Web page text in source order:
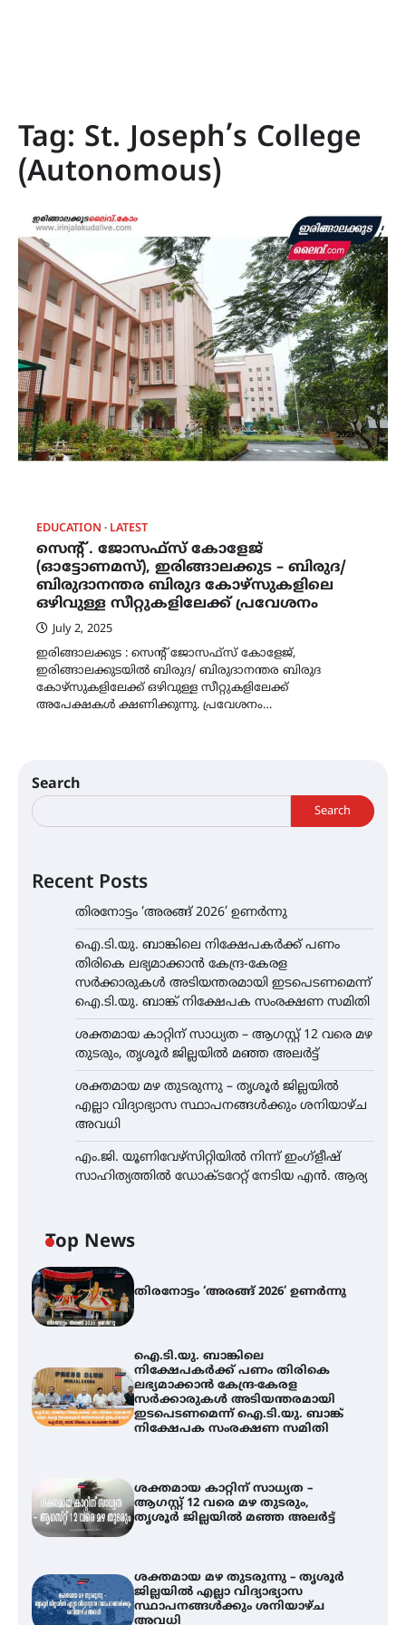
Tag: St. Joseph’s College
(Autonomous)
EDUCATION LATEST
സെന്‍റ് . ജോസഫ്സ് കോളേജ്
(ഓട്ടോണമസ്), ഇരിങ്ങാലക്കുട – ബിരുദ/
ബിരുദാനന്തര ബിരുദ കോഴ്സുകളിലെ
ഒഴിവുള്ള സീറ്റുകളിലേക്ക് പ്രവേശനം
July 2, 2025
ഇരിങ്ങാലക്കുട : സെന്‍റ് ജോസഫ്സ് കോളേജ്,
ഇരിങ്ങാലക്കുടയില്‍ ബിരുദ/ ബിരുദാനന്തര ബിരുദ
കോഴ്സുകളിലേക്ക് ഒഴിവുള്ള സീറ്റുകളിലേക്ക്
അപേക്ഷകള്‍ ക്ഷണിക്കുന്നു. പ്രവേശനം…
Search
Search
Recent Posts
തിരനോട്ടം ‘അരങ്ങ് 2026’ ഉണർന്നു
ഐ.ടി.യു. ബാങ്കിലെ നിക്ഷേപകർക്ക് പണം
തിരികെ ലഭ്യമാക്കാൻ കേന്ദ്ര-കേരള
സർക്കാരുകൾ അടിയന്തരമായി ഇടപെടണമെന്ന്
ഐ.ടി.യു. ബാങ്ക് നിക്ഷേപക സംരക്ഷണ സമിതി
ശക്തമായ കാറ്റിന് സാധ്യത – ആഗസ്റ്റ് 12 വരെ മഴ
തുടരും, തൃശൂർ ജില്ലയിൽ മഞ്ഞ അലർട്ട്
ശക്തമായ മഴ തുടരുന്നു – തൃശൂർ ജില്ലയിൽ
എല്ലാ വിദ്യാഭ്യാസ സ്ഥാപനങ്ങൾക്കും ശനിയാഴ്ച
അവധി
എം.ജി. യൂണിവേഴ്‌സിറ്റിയിൽ നിന്ന് ഇംഗ്ളീഷ്
സാഹിത്യത്തിൽ ഡോക്ടറേറ്റ് നേടിയ എൻ. ആര്യ
Top News
തിരനോട്ടം ‘അരങ്ങ് 2026’ ഉണർന്നു
ഐ.ടി.യു. ബാങ്കിലെ
നിക്ഷേപകർക്ക് പണം തിരികെ
ലഭ്യമാക്കാൻ കേന്ദ്ര-കേരള
സർക്കാരുകൾ അടിയന്തരമായി
ഇടപെടണമെന്ന് ഐ.ടി.യു. ബാങ്ക്
നിക്ഷേപക സംരക്ഷണ സമിതി
ശക്തമായ കാറ്റിന് സാധ്യത –
ആഗസ്റ്റ് 12 വരെ മഴ തുടരും,
തൃശൂർ ജില്ലയിൽ മഞ്ഞ അലർട്ട്
ശക്തമായ മഴ തുടരുന്നു – തൃശൂർ
ജില്ലയിൽ എല്ലാ വിദ്യാഭ്യാസ
സ്ഥാപനങ്ങൾക്കും ശനിയാഴ്ച
അവധി